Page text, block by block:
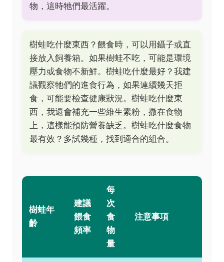
物，這時牠們最活躍。
樹蛙吃什麼東西？餵食時，可以用鑷子或直
接放入飼養箱。如果樹蛙不吃，可能是環境
壓力或食物不新鮮。樹蛙吃什麼最好？我建
議觀察牠們的進食行為，如果連續幾天拒
食，可能要檢查健康狀況。樹蛙吃什麼東
西，我還會補充一些維生素粉，撒在食物
上，這樣能預防營養缺乏。樹蛙吃什麼食物
最有效？多試幾種，找到適合的組合。
樹蛙年
齡
建議
餵食
頻率
每
次
食
物
量
注意事項